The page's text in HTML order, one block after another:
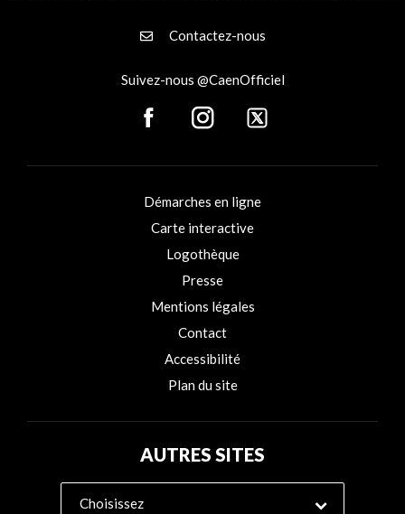
Contactez-nous
Suivez-nous @CaenOfficiel
Démarches en ligne
Carte interactive
Logothèque
Presse
Mentions légales
Contact
Accessibilité
Plan du site
AUTRES SITES
Choisissez